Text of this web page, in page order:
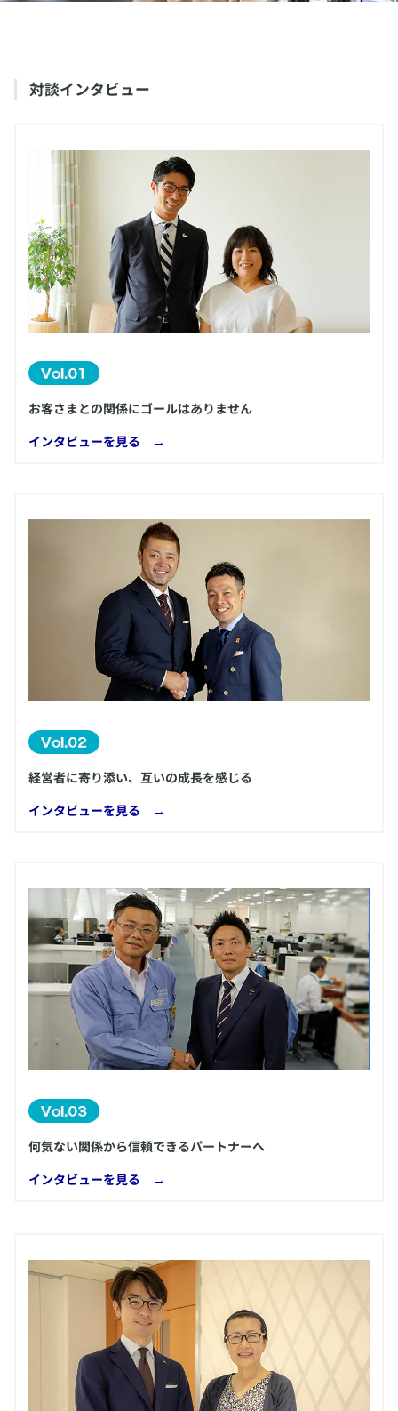
​対談インタビュー
お客さまとの関係にゴールはありません
​インタビューを見る →
経営者に寄り添い、互いの成長を感じる
​インタビューを見る →
何気ない関係から信頼できるパートナーへ
​インタビューを見る →